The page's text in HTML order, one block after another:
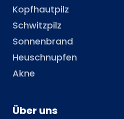
Kopfhautpilz
Schwitzpilz
Sonnenbrand
Heuschnupfen
Akne
Über uns